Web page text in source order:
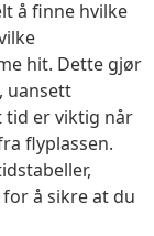
å finne hvilke
hit. Dette gjør
uansett
tid er viktig når
flyplassen.
å sikre at du